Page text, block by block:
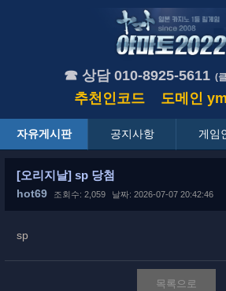
☎ 상담 010-8925-5611 (
추천인코드 도메인
자유게시판 공지사항 게임
[오리지날] sp 당첨
hot69 조회수: 2,059 날짜: 2026-07-07 20:42:46
sp
목록으로